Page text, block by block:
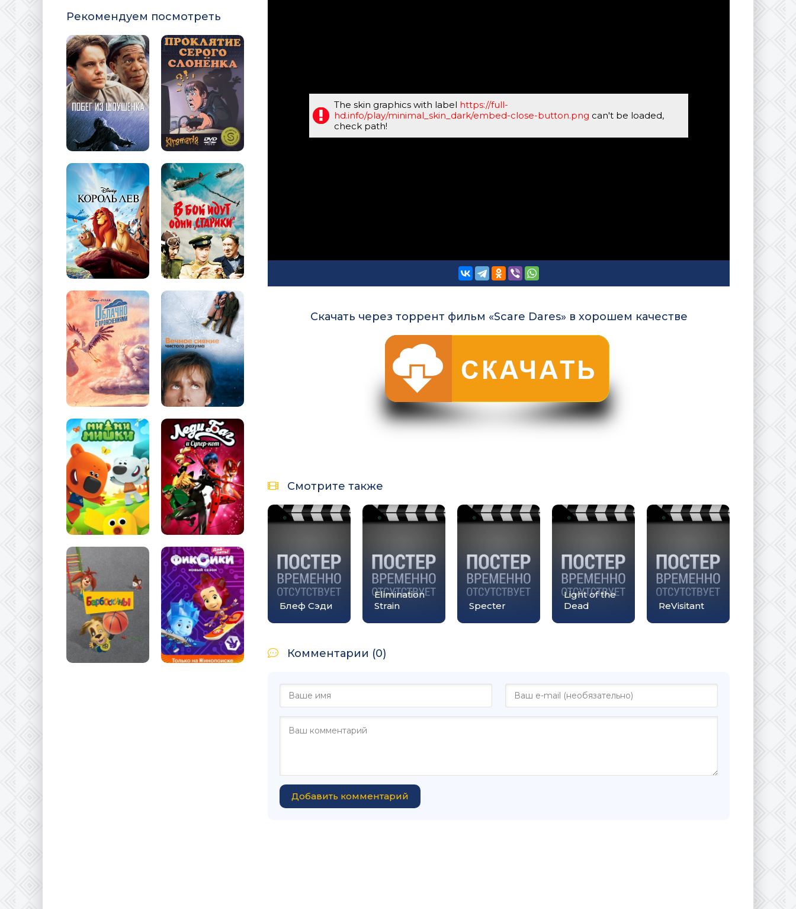
Рекомендуем посмотреть
The skin graphics with label https://full-
hd.info/play/minimal_skin_dark/embed-close-button.png can't be loaded,
check path!
Скачать через торрент фильм «Scare Dares» в хорошем качестве
Смотрите также
Блеф Сэди
Elimination
Strain
Specter
Light of the
Dead
ReVisitant
Комментарии (0)
Добавить комментарий